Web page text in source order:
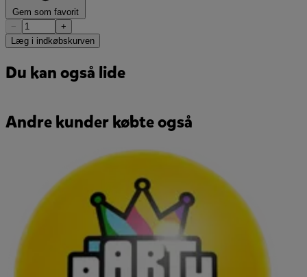
Gem som favorit
−
+
Læg i indkøbskurven
Du kan også lide
Andre kunder købte også